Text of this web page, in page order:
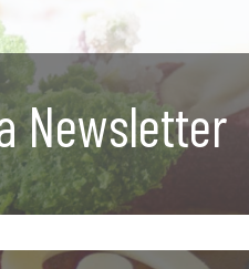
Newsletter